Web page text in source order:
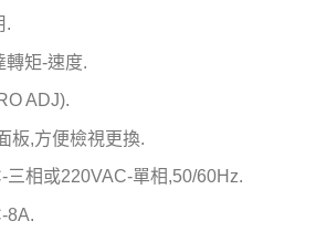
.
轉矩-速度.
ADJ).
板,方便檢視更換.
三相或220VAC-單相,50/60Hz.
8A.